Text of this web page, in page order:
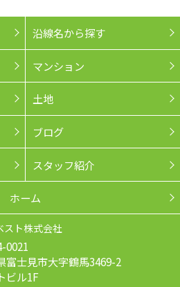
沿線名から探す
マンション
土地
ブログ
スタッフ紹介
ホーム
スト株式会社
0021
富士見市大字鶴馬3469-2
ビル1F